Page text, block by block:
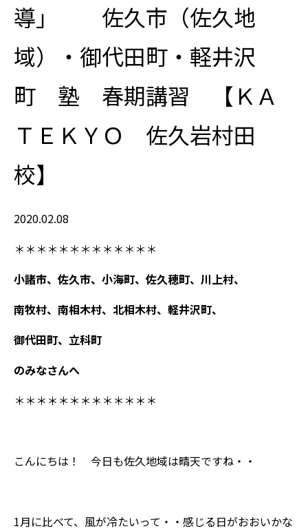
導」 佐久市（佐久地
域）・御代田町・軽井沢
町 塾 春期講習 【ＫＡ
ＴＥＫＹＯ 佐久岩村田
校】
2020.02.08
＊＊＊＊＊＊＊＊＊＊＊＊＊
小諸市、佐久市、小海町、佐久穂町、川上村、
南牧村、南相木村、北相木村、軽井沢町、
御代田町、立科町
のみなさんへ
＊＊＊＊＊＊＊＊＊＊＊＊＊
こんにちは！ 今日も佐久地域は晴天ですね・・
1月に比べて、風が冷たいって・・感じる日がおおいかな